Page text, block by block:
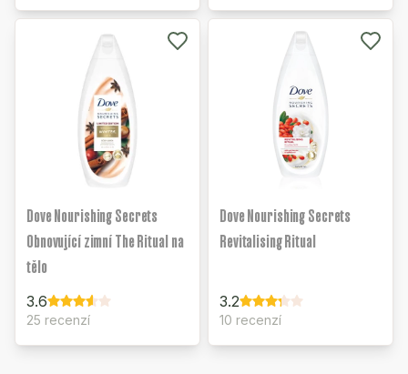
Dove Nourishing Secrets
Obnovující zimní The Ritual na
tělo
3.6
25 recenzí
Dove Nourishing Secrets
Revitalising Ritual
3.2
10 recenzí